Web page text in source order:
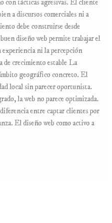
con tácticas agresivas. El cliente
a discursos comerciales ni a
debe construirse desde
diseño web permite trabajar el
ni la percepción
de crecimiento estable La
geográfico concreto. El
local sin parecer oportunista.
la web no parece optimizada.
entre captar clientes por
El diseño web como activo a